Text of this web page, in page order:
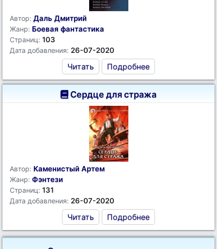
Автор: Даль Дмитрий
Жанр: Боевая фантастика
Страниц: 103
Дата добавления: 26-07-2020
Читать Подробнее
Сердце для стража
Автор: Каменистый Артем
Жанр: Фэнтези
Страниц: 131
Дата добавления: 26-07-2020
Читать Подробнее